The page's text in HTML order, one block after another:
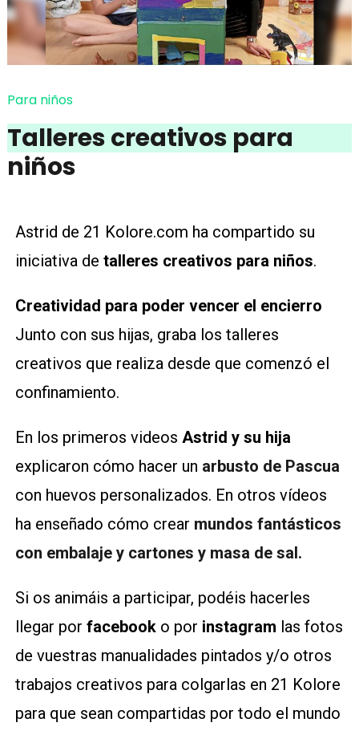
Para niños
Talleres creativos para
niños
Astrid de 21 Kolore.com ha compartido su
iniciativa de talleres creativos para niños.
Creatividad para poder vencer el encierro
Junto con sus hijas, graba los talleres
creativos que realiza desde que comenzó el
confinamiento.
En los primeros videos Astrid y su hija
explicaron cómo hacer un arbusto de Pascua
con huevos personalizados. En otros vídeos
ha enseñado cómo crear mundos fantásticos
con embalaje y cartones y masa de sal.
Si os animáis a participar, podéis hacerles
llegar por facebooko por instagram las fotos
de vuestras manualidades pintados y/o otros
trabajos creativos para colgarlas en 21 Kolore
para que sean compartidas por todo el mundo